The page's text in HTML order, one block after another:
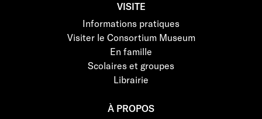
VISITE
Informations pratiques
Visiter le Consortium Museum
En famille
Scolaires et groupes
Librairie
À PROPOS